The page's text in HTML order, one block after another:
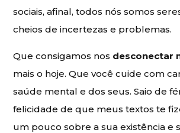
sociais, afinal, todos nós somos
cheios de incertezas e problemas.
Que consigamos nos desconectar
mais o hoje. Que você cuide com
saúde mental e dos seus. Saio de
felicidade de que meus textos te
um pouco sobre a sua existência e